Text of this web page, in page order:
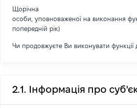
Щорічна
особи, уповноваженої на виконання
попередній рік)
Чи продовжуєте Ви виконувати
2.1. Інформація про